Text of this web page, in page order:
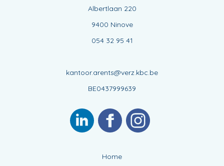
Albertlaan 220
9400 Ninove
054 32 95 41
kantoor.arents@verz.kbc.be
BE0437999639
Home